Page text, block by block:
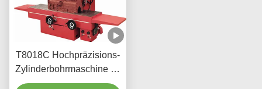
T8018C Hochpräzisions-
Zylinderbohrmaschine für
schwere Fahrzeuge